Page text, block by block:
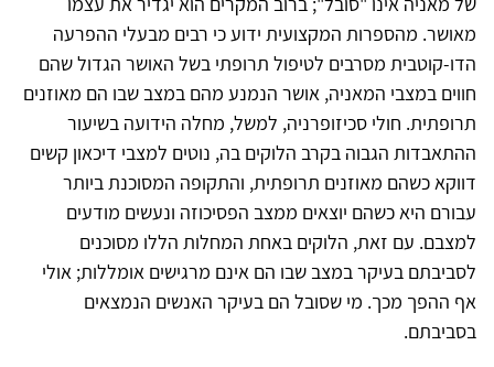
מאושר. מהספרות המקצועית ידוע כי רבים מבעלי ההפרעה
הדו-קוטבית מסרבים לטיפול תרופתי בשל האושר הגדול שהם
חווים במצבי המאניה, אושר הנמנע מהם במצב שבו הם מאוזנים
תרופתית. חולי סכיזופרניה, למשל, מחלה הידועה בשיעור
ההתאבדות הגבוה בקרב הלוקים בה, נוטים למצבי דיכאון קשים
דווקא כשהם מאוזנים תרופתית, והתקופה המסוכנת ביותר
עבורם היא כשהם יוצאים ממצב הפסיכוזה ונעשים מודעים
למצבם. עם זאת, הלוקים באחת המחלות הללו מסוכנים
לסביבתם בעיקר במצב שבו הם אינם מרגישים אומללות; אולי
אף ההפך מכך. מי שסובל הם בעיקר האנשים הנמצאים
בסביבתם.